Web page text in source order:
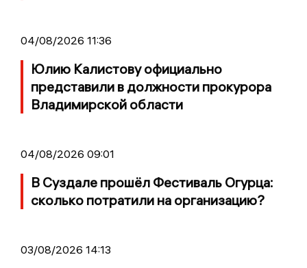
04/08/2026 11:36
Юлию Калистову официально
представили в должности прокурора
Владимирской области
04/08/2026 09:01
В Суздале прошёл Фестиваль Огурца:
сколько потратили на организацию?
03/08/2026 14:13